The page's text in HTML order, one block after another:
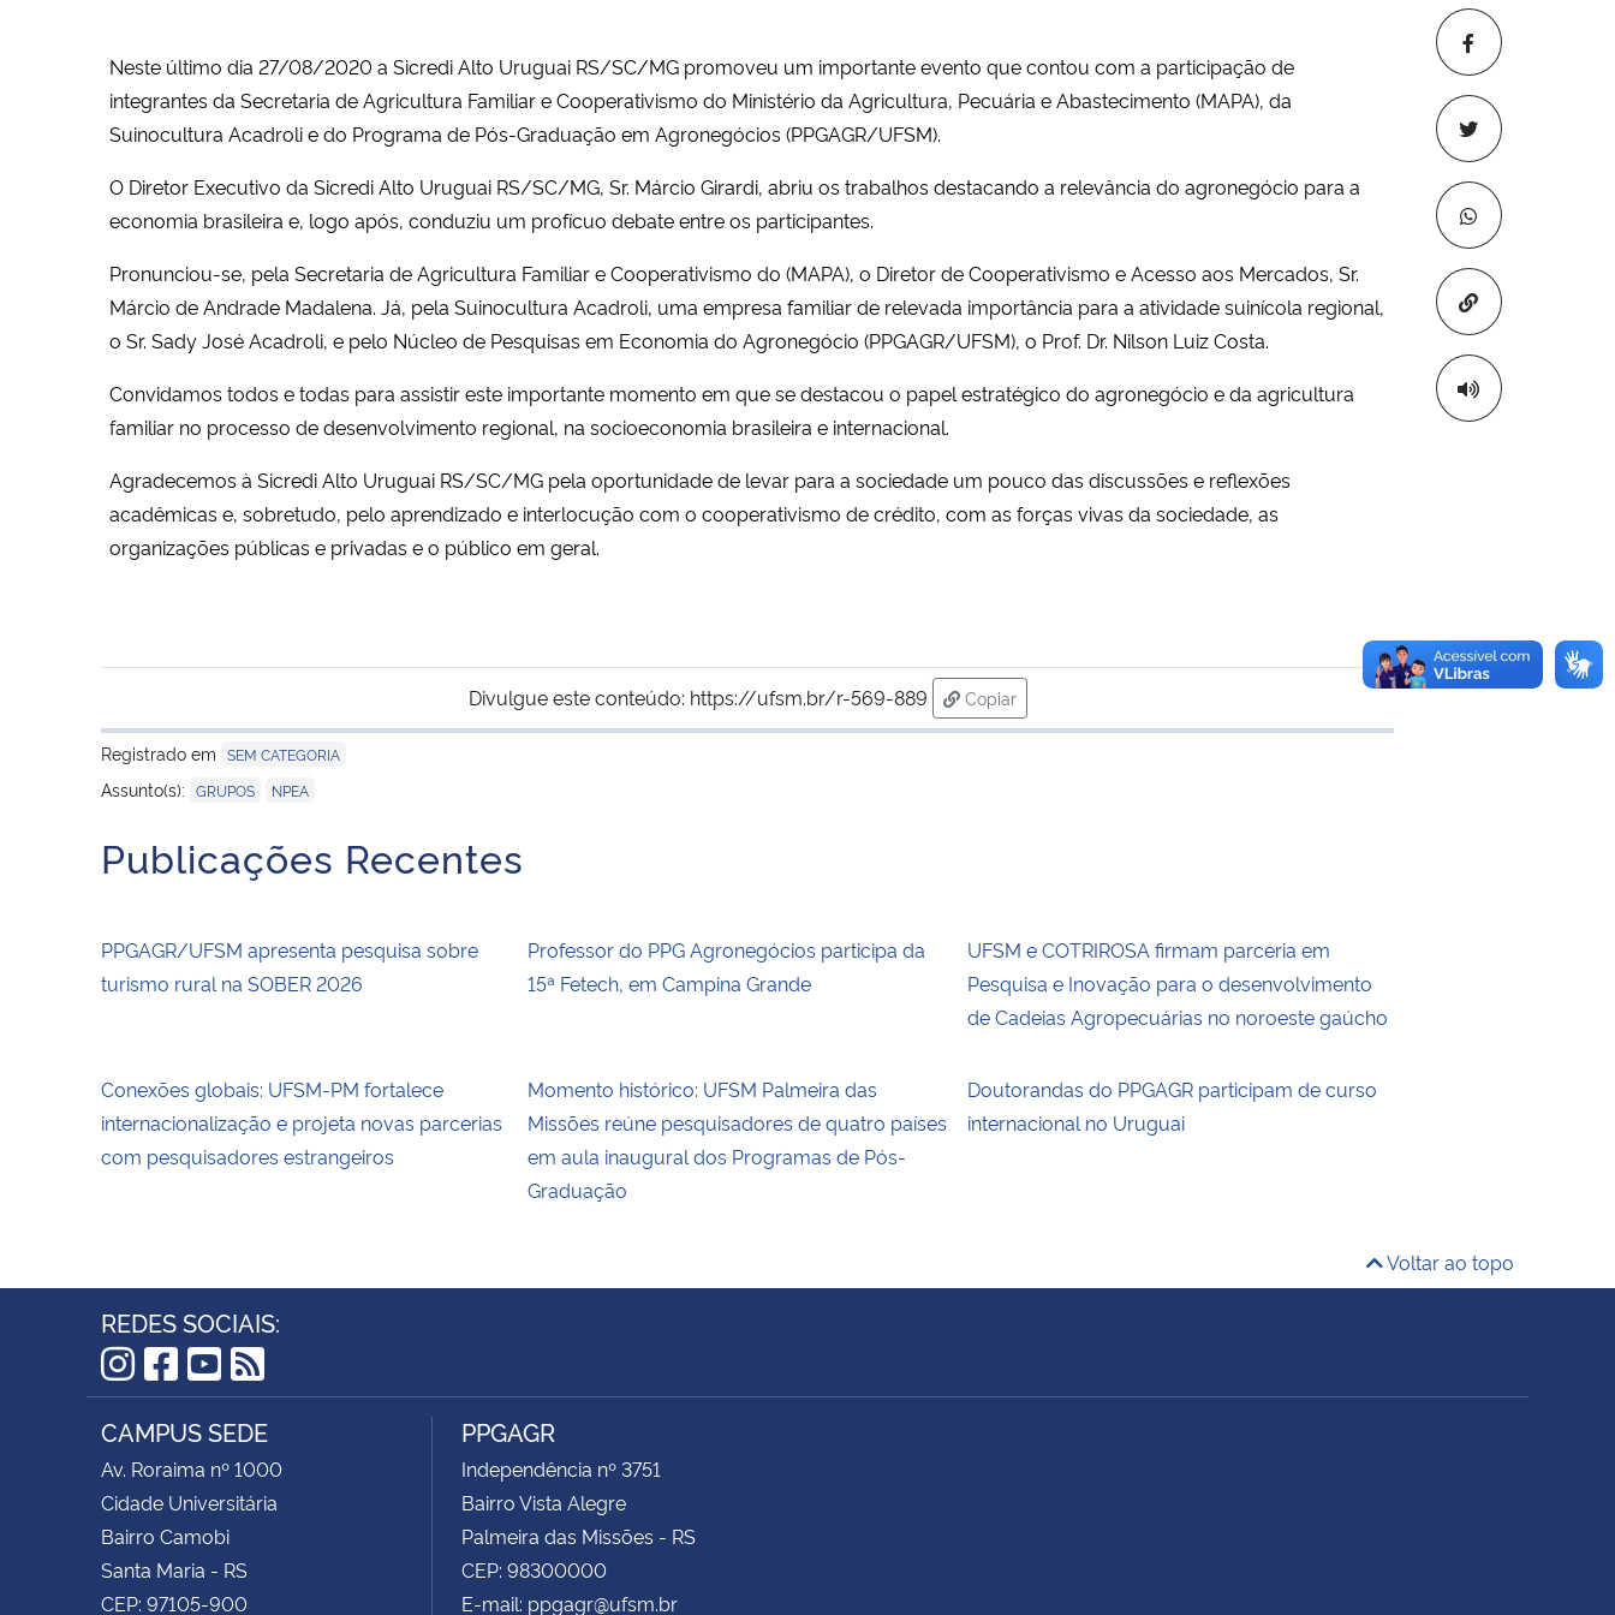
Copiar para
Neste último dia 27/08/2020 a Sicredi Alto Uruguai RS/SC/MG promoveu um importante evento que contou com a participação de
integrantes da Secretaria de Agricultura Familiar e Cooperativismo do Ministério da Agricultura, Pecuária e Abastecimento (MAPA), da
Suinocultura Acadroli e do Programa de Pós-Graduação em Agronegócios (PPGAGR/UFSM).
O Diretor Executivo da Sicredi Alto Uruguai RS/SC/MG, Sr. Márcio Girardi, abriu os trabalhos destacando a relevância do agronegócio para a
economia brasileira e, logo após, conduziu um profícuo debate entre os participantes.
Pronunciou-se, pela Secretaria de Agricultura Familiar e Cooperativismo do (MAPA), o Diretor de Cooperativismo e Acesso aos Mercados, Sr.
Márcio de Andrade Madalena. Já, pela Suinocultura Acadroli, uma empresa familiar de relevada importância para a atividade suinícola regional,
o Sr. Sady José Acadroli, e pelo Núcleo de Pesquisas em Economia do Agronegócio (PPGAGR/UFSM), o Prof. Dr. Nilson Luiz Costa.
Convidamos todos e todas para assistir este importante momento em que se destacou o papel estratégico do agronegócio e da agricultura
familiar no processo de desenvolvimento regional, na socioeconomia brasileira e internacional.
Agradecemos à Sicredi Alto Uruguai RS/SC/MG pela oportunidade de levar para a sociedade um pouco das discussões e reflexões
acadêmicas e, sobretudo, pelo aprendizado e interlocução com o cooperativismo de crédito, com as forças vivas da sociedade, as
organizações públicas e privadas e o público em geral.
Divulgue este conteúdo: https://ufsm.br/r-569-889
Copiar
para área de transferência
Registrado em SEM CATEGORIA
Assunto(s): GRUPOS NPEA
Publicações Recentes
PPGAGR/UFSM apresenta pesquisa sobre
turismo rural na SOBER 2026
Professor do PPG Agronegócios participa da
15ª Fetech, em Campina Grande
UFSM e COTRIROSA firmam parceria em
Pesquisa e Inovação para o desenvolvimento
de Cadeias Agropecuárias no noroeste gaúcho
Conexões globais: UFSM-PM fortalece
internacionalização e projeta novas parcerias
com pesquisadores estrangeiros
Momento histórico: UFSM Palmeira das
Missões reúne pesquisadores de quatro países
em aula inaugural dos Programas de Pós-
Graduação
Doutorandas do PPGAGR participam de curso
internacional no Uruguai
Voltar ao topo
REDES SOCIAIS:
Instagram
Facebook
YouTube
RSS
CAMPUS SEDE
Av. Roraima nº 1000
Cidade Universitária
Bairro Camobi
Santa Maria - RS
CEP: 97105-900
PPGAGR
Independência nº 3751
Bairro Vista Alegre
Palmeira das Missões - RS
CEP: 98300000
E-mail: ppgagr@ufsm.br